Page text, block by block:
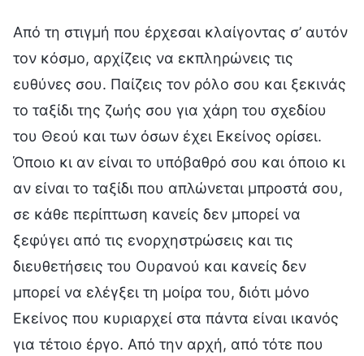
Από τη στιγμή που έρχεσαι κλαίγοντας σ’ αυτόν
τον κόσμο, αρχίζεις να εκπληρώνεις τις
ευθύνες σου. Παίζεις τον ρόλο σου και ξεκινάς
το ταξίδι της ζωής σου για χάρη του σχεδίου
του Θεού και των όσων έχει Εκείνος ορίσει.
Όποιο κι αν είναι το υπόβαθρό σου και όποιο κι
αν είναι το ταξίδι που απλώνεται μπροστά σου,
σε κάθε περίπτωση κανείς δεν μπορεί να
ξεφύγει από τις ενορχηστρώσεις και τις
διευθετήσεις του Ουρανού και κανείς δεν
μπορεί να ελέγξει τη μοίρα του, διότι μόνο
Εκείνος που κυριαρχεί στα πάντα είναι ικανός
για τέτοιο έργο. Από την αρχή, από τότε που